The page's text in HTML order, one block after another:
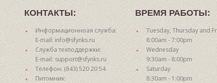
КОНТАКТЫ:
Информационноая служба:
E-mail: info@sfynks.ru
Служба техподдержки:
E-mail: support@sfynks.ru
Телефон: (843) 520 20 54
Питомник:
ВРЕМЯ РАБОТЫ:
Tuesday, Thursday and
8:00am - 7:00pm
Wednesday
9:30am - 8:00pm
Saturday
8:30am - 1:00pm